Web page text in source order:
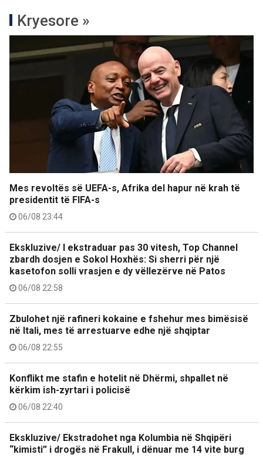
Kryesore »
Mes revoltës së UEFA-s, Afrika del hapur në krah të
presidentit të FIFA-s
06/08 23:44
Ekskluzive/ I ekstraduar pas 30 vitesh, Top Channel
zbardh dosjen e Sokol Hoxhës: Si sherri për një
kasetofon solli vrasjen e dy vëllezërve në Patos
06/08 22:58
Zbulohet një rafineri kokaine e fshehur mes bimësisë
në Itali, mes të arrestuarve edhe një shqiptar
06/08 22:55
Konflikt me stafin e hotelit në Dhërmi, shpallet në
kërkim ish-zyrtari i policisë
06/08 22:40
Ekskluzive/ Ekstradohet nga Kolumbia në Shqipëri
“kimisti” i drogës në Frakull, i dënuar me 14 vite burg